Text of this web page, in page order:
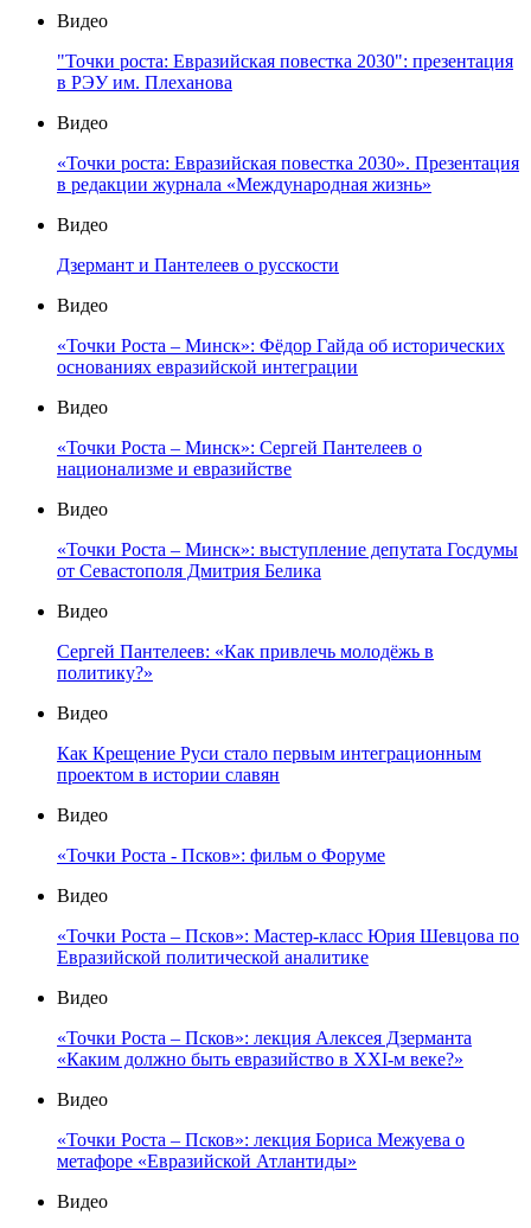
Видео
"Точки роста: Евразийская повестка 2030": презентация
в РЭУ им. Плеханова
Видео
«Точки роста: Евразийская повестка 2030». Презентация
в редакции журнала «Международная жизнь»
Видео
Дзермант и Пантелеев о русскости
Видео
«Точки Роста – Минск»: Фёдор Гайда об исторических
основаниях евразийской интеграции
Видео
«Точки Роста – Минск»: Сергей Пантелеев о
национализме и евразийстве
Видео
«Точки Роста – Минск»: выступление депутата Госдумы
от Севастополя Дмитрия Белика
Видео
Сергей Пантелеев: «Как привлечь молодёжь в
политику?»
Видео
Как Крещение Руси стало первым интеграционным
проектом в истории славян
Видео
«Точки Роста - Псков»: фильм о Форуме
Видео
«Точки Роста – Псков»: Мастер-класс Юрия Шевцова по
Евразийской политической аналитике
Видео
«Точки Роста – Псков»: лекция Алексея Дзерманта
«Каким должно быть евразийство в XXI-м веке?»
Видео
«Точки Роста – Псков»: лекция Бориса Межуева о
метафоре «Евразийской Атлантиды»
Видео